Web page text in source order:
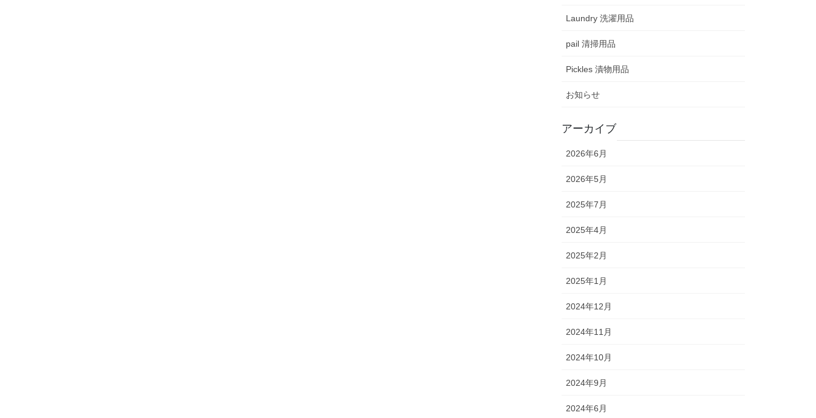
Laundry 洗濯用品
pail 清掃用品
Pickles 漬物用品
お知らせ
アーカイブ
2026年6月
2026年5月
2025年7月
2025年4月
2025年2月
2025年1月
2024年12月
2024年11月
2024年10月
2024年9月
2024年6月